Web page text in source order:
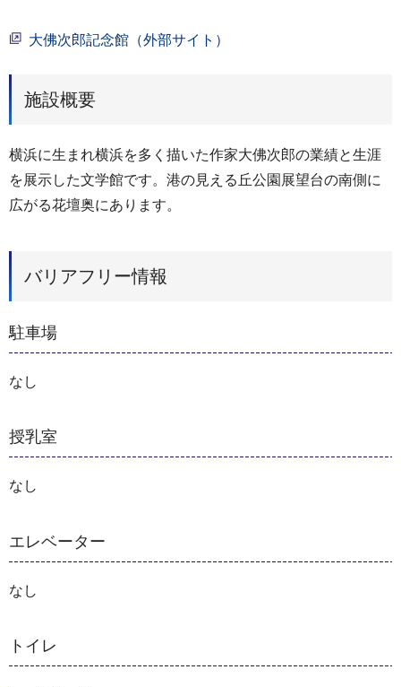
大佛次郎記念館（外部サイト）
施設概要
横浜に生まれ横浜を多く描いた作家大佛次郎の業績と生涯
を展示した文学館です。港の見える丘公園展望台の南側に
広がる花壇奥にあります。
バリアフリー情報
駐車場
なし
授乳室
なし
エレベーター
なし
トイレ